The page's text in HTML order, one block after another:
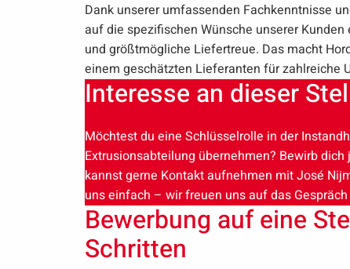
Dank unserer umfassenden Fachkenntnisse
auf die spezifischen Wünsche unserer
und größtmögliche Liefertreue. Das macht
einem geschätzten Lieferanten für zahlreiche
Interesse an dieser
Möchtest du eine Schlüsselrolle in der
Extrusionsabteilung übernehmen? Bewirb
kannst gerne Kontakt aufnehmen mit José
uns einfach – wir freuen uns auf das
Bewerbung auf eine
Schritten